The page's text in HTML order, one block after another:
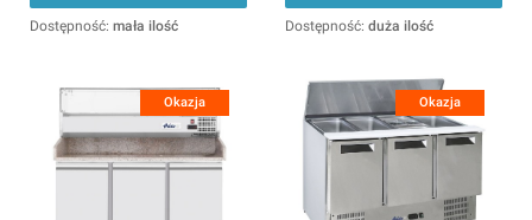
Dostępność: mała ilość Dostępność: duża ilość
Okazja Okazja